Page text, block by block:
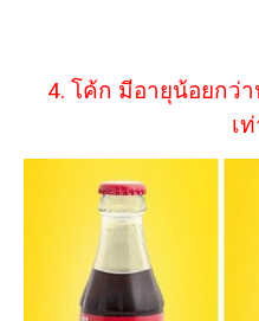
4. โค้ก มีอายุน้อยกว่า
เ